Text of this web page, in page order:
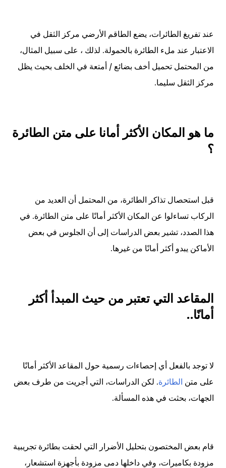
عند تفريغ الطائرات، يضع الطاقم الأرضي مركز الثقل في
الاعتبار عند ملء الطائرة بالحمولة. لذلك ، على سبيل المثال،
من المحتمل تحميل أخف بضائع / أمتعة في الخلف بحيث يظل
مركز الثقل سليما.
ما هو المكان الأكثر أمانا على متن الطائرة
؟
قبل استحصال تذاكر الطائرة، من المحتمل أن العديد من
الركاب تساءلوا عن المكان الأكثر أمانًا على متن الطائرة. في
هذا الصدد، تشير بعض الدراسات إلى أن الجلوس في بعض
الأماكن يبدو أكثر أمانًا من غيرها.
المقاعد التي تعتبر من حيث المبدأ أكثر
أمانًا..
لا توجد بالفعل أي إحصاءات رسمية حول المقاعد الأكثر أمانًا
على متن الطائرة. لكن الدراسات، التي أجريت من طرف بعض
الجهات، بحثت في هذه المسألة.
قام بعض المختصون بتحليل الأضرار التي لحقت بطائرة تجريبية
مزودة بكاميرات، وفي داخلها دمى مزودة بأجهزة استشعار،